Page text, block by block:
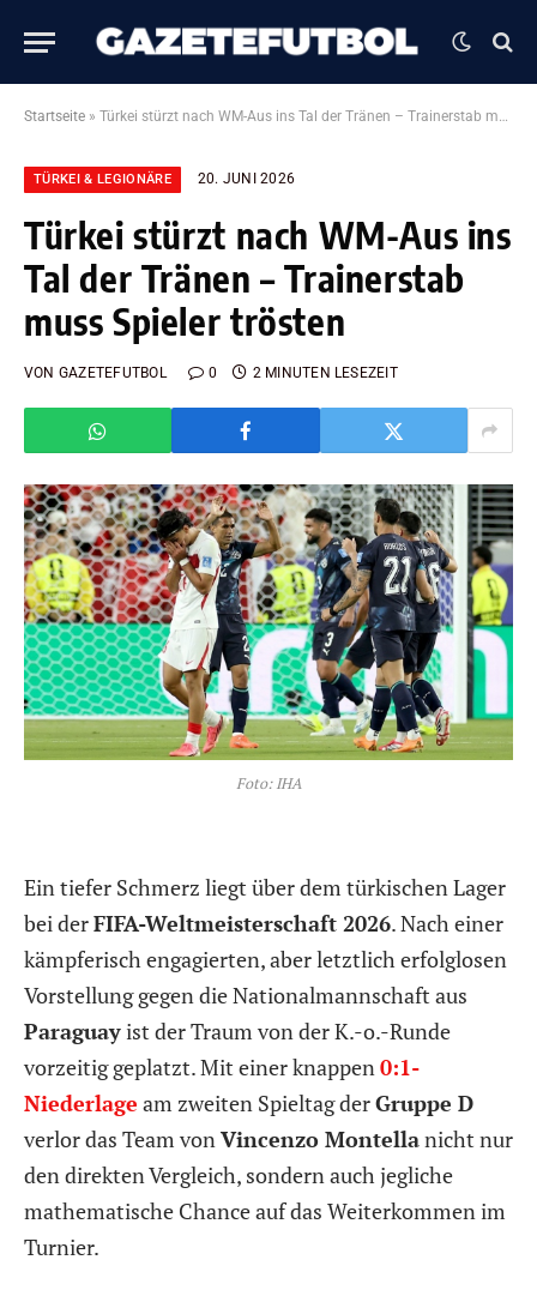
Startseite » Türkei stürzt nach WM-Aus ins Tal der Tränen – Trainerstab muss Spieler trösten
TÜRKEI & LEGIONÄRE 20. JUNI 2026
Türkei stürzt nach WM-Aus ins
Tal der Tränen – Trainerstab
muss Spieler trösten
VON GAZETEFUTBOL 0 2 MINUTEN LESEZEIT
Foto: IHA
Ein tiefer Schmerz liegt über dem türkischen Lager
bei derFIFA-Weltmeisterschaft 2026. Nach einer
kämpferisch engagierten, aber letztlich erfolglosen
Vorstellung gegen die Nationalmannschaft aus
Paraguayist der Traum von der K.-o.-Runde
vorzeitig geplatzt. Mit einer knappen 0:1-
Niederlage am zweiten Spieltag derGruppe D
verlor das Team von Vincenzo Montellanicht nur
den direkten Vergleich, sondern auch jegliche
mathematische Chance auf das Weiterkommen im
Turnier.